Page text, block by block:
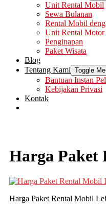
Unit Rental Mobil
Sewa Bulanan
Rental Mobil
Unit Rental Motor
Penginapan
Paket Wisata
Blog
Tentang Kami Toggle
Bantuan Instan
Kebijakan Privasi
Kontak
Harga Paket
Harga Paket Rental Mobil